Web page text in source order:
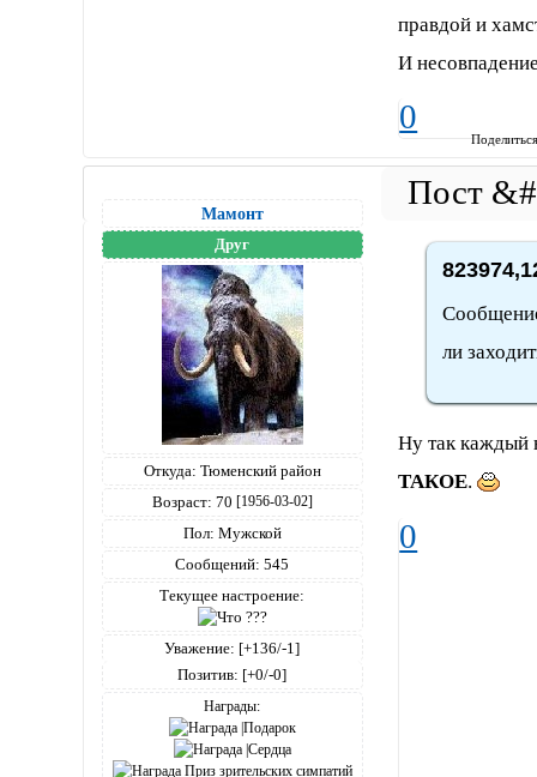
правдой и
И
0
Мамонт
Друг
Откуда: Тюменский район
Возраст: 70 [1956-03-02]
Пол: Мужской
Сообщений: 545
Текущее настроение:
Уважение: [+136/-1]
Позитив: [+0/-0]
Награды:
ли
Ну так каждый
ТАКОЕ.
0